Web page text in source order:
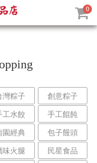
0
灣粽子
創意粽子
工水餃
手工餛飩
園經典
包子饅頭
味火腿
民星食品